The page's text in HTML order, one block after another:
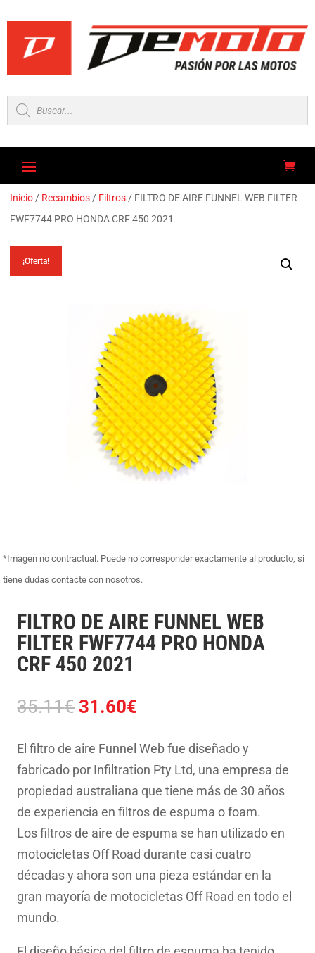
Búsqueda
de
productos
Inicio / Recambios / Filtros / FILTRO DE AIRE FUNNEL WEB FILTER
FWF7744 PRO HONDA CRF 450 2021
¡Oferta!
*Imagen no contractual. Puede no corresponder exactamente al producto, si
tiene dudas contacte con nosotros.
FILTRO DE AIRE FUNNEL WEB
FILTER FWF7744 PRO HONDA
CRF 450 2021
35.11€El
original
era:
35.11€.
31.60€
actual
es:
31.60€.
El filtro de aire Funnel Web fue diseñado y
fabricado por Infiltration Pty Ltd, una empresa de
propiedad australiana que tiene más de 30 años
de experiencia en filtros de espuma o foam.
Los filtros de aire de espuma se han utilizado en
motocicletas Off Road durante casi cuatro
décadas y ahora son una pieza estándar en la
gran mayoría de motocicletas Off Road en todo el
mundo.